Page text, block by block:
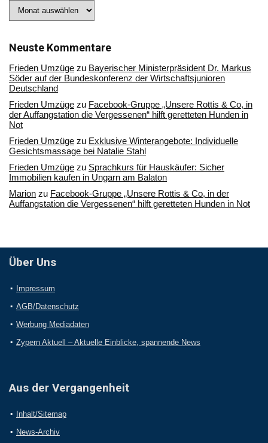
Sie
Archiv
Neuste Kommentare
Frieden Umzüge zu Bayerischer Ministerpräsident Dr. Markus
Söder auf der Bundeskonferenz der Wirtschaftsjunioren
Deutschland
Frieden Umzüge zu Facebook-Gruppe „Unsere Rottis & Co, in
der Auffangstation die Vergessenen“ hilft geretteten Hunden in
Not
Frieden Umzüge zu Exklusive Winterangebote: Individuelle
Gesichtsmassage bei Natalie Stahl
Frieden Umzüge zu Sprachkurs für Hauskäufer: Sicher
Immobilien kaufen in Ungarn am Balaton
Marion zu Facebook-Gruppe „Unsere Rottis & Co, in der
Auffangstation die Vergessenen“ hilft geretteten Hunden in Not
Über Uns
Impressum
AGB/Datenschutz
Werbung Mediadaten
Zypern Aktuell – Aktuelle Einblicke, spannende News
Aus der Vergangenheit
Inhalt/Sitemap
News-Archiv